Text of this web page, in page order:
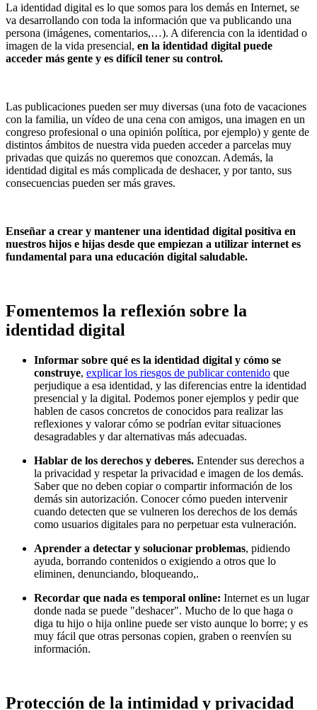
La identidad digital es lo que somos para los demás en Internet, se
va desarrollando con toda la información que va publicando una
persona (imágenes, comentarios,…). A diferencia con la identidad o
imagen de la vida presencial, en la identidad digital puede
acceder más gente y es difícil tener su control.
Las publicaciones pueden ser muy diversas (una foto de vacaciones
con la familia, un vídeo de una cena con amigos, una imagen en un
congreso profesional o una opinión política, por ejemplo) y gente de
distintos ámbitos de nuestra vida pueden acceder a parcelas muy
privadas que quizás no queremos que conozcan. Además, la
identidad digital es más complicada de deshacer, y por tanto, sus
consecuencias pueden ser más graves.
Enseñar a crear y mantener una identidad digital positiva en
nuestros hijos e hijas desde que empiezan a utilizar internet es
fundamental para una educación digital saludable.
Fomentemos la reflexión sobre la
identidad digital
Informar sobre qué es la identidad digital y cómo se
construye, explicar los riesgos de publicar contenido que
perjudique a esa identidad, y las diferencias entre la identidad
presencial y la digital. Podemos poner ejemplos y pedir que
hablen de casos concretos de conocidos para realizar las
reflexiones y valorar cómo se podrían evitar situaciones
desagradables y dar alternativas más adecuadas.
Hablar de los derechos y deberes. Entender sus derechos a
la privacidad y respetar la privacidad e imagen de los demás.
Saber que no deben copiar o compartir información de los
demás sin autorización. Conocer cómo pueden intervenir
cuando detecten que se vulneren los derechos de los demás
como usuarios digitales para no perpetuar esta vulneración.
Aprender a detectar y solucionar problemas, pidiendo
ayuda, borrando contenidos o exigiendo a otros que lo
eliminen, denunciando, bloqueando,.
Recordar que nada es temporal online: Internet es un lugar
donde nada se puede "deshacer". Mucho de lo que haga o
diga tu hijo o hija online puede ser visto aunque lo borre; y es
muy fácil que otras personas copien, graben o reenvíen su
información.
Protección de la intimidad y privacidad